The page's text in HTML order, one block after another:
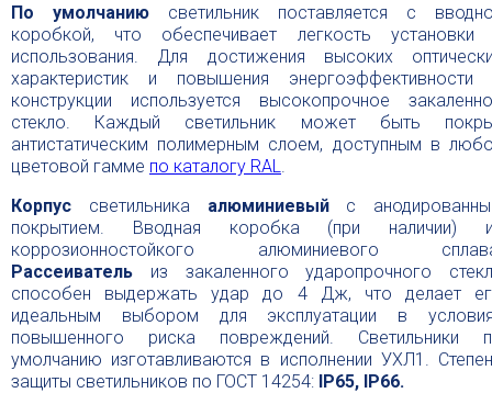
По умолчанию светильник поставляется с
коробкой, что обеспечивает легкость установки
использования. Для достижения высоких
характеристик и повышения энергоэффективности
конструкции используется высокопрочное
стекло. Каждый светильник может быть
антистатическим полимерным слоем, доступным в
цветовой гамме по каталогу RAL
Корпус светильника алюминиевыйс
покрытием. Вводная коробка (при наличии)
коррозионностойкого алюминиевого
Рассеиватель из закаленного ударопрочного
способен выдержать удар до 4 Дж, что делает
идеальным выбором для эксплуатации в
повышенного риска повреждений. Светильники
умолчанию изготавливаются в исполнении УХЛ1.
защиты светильников по ГОСТ 14254: IP65, IP66.